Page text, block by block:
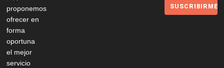
proponemos
ofrecer en
forma
oportuna
el mejor
servicio
SUSCRIBIRME